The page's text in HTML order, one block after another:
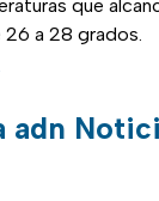
que
26 a 28 grados.
adn